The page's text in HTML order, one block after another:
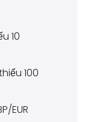
10
100
EUR